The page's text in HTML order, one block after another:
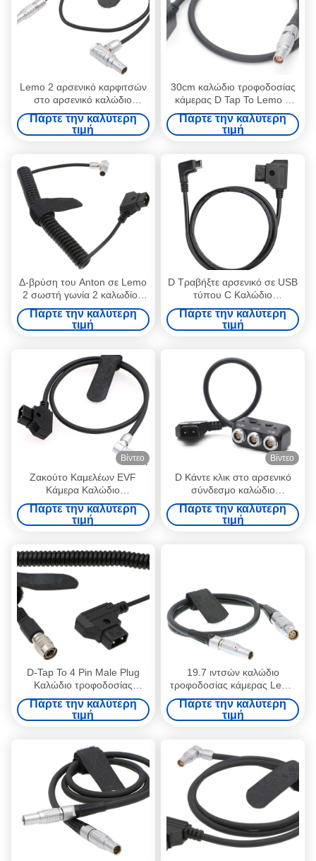
Lemo 2 αρσενικό καρφιτσών
στο αρσενικό καλώδιο
τροφοδοσίας καμερών
δεσμών ARRI Alexa Teradek
σωστής γωνίας 2 καρφιτσών
Πάρτε την καλύτερη
τιμή
30cm καλώδιο τροφοδοσίας
κάμερας D Tap To Lemo 2
Pin Female Connector για το
RED Komodo Cinema
Πάρτε την καλύτερη
τιμή
Δ-βρύση του Anton σε Lemo
2 σωστή γωνία 2 καλωδίου
τροφοδοσίας καμερών
καρφιτσών αρσενική
καρφίτσα που κουλουριάζεται
Πάρτε την καλύτερη
τιμή
D Τραβήξτε αρσενικό σε USB
τύπου C Καλώδιο
τροφοδοσίας κάμερας δεξιάς
γωνίας για μπαταρία
κλειδαριού V
Πάρτε την καλύτερη
τιμή
Βίντεο
Ζακούτο Καμελέων EVF
Κάμερα Καλώδιο
τροφοδοσίας
περιστρεφόμενο Lemo
Δικαίος γωνία 4 Πιν αρσενικό
Πάρτε την καλύτερη
τιμή
Βίντεο
D Κάντε κλικ στο αρσενικό
σύνδεσμο καλώδιο
τροφοδοσίας της κάμερας
Πάρτε την καλύτερη
τιμή
D-Tap To 4 Pin Male Plug
Καλώδιο τροφοδοσίας
κάμερας για συσκευές ήχου
688 633 Zoom F8
Πάρτε την καλύτερη
τιμή
19.7 ιντσών καλώδιο
τροφοδοσίας κάμερας Lemo
3 Pin ανδρικό Steadicam
Zephyr σε 6 Pin θηλυκό
Πάρτε την καλύτερη
τιμή